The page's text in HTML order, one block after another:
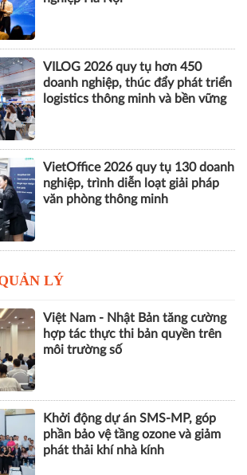
hành thực tế
AI và thương mại điện tử mở động
lực tăng trưởng mới cho doanh
nghiệp Hà Nội
VILOG 2026 quy tụ hơn 450
doanh nghiệp, thúc đẩy phát triển
logistics thông minh và bền vững
VietOffice 2026 quy tụ 130 doanh
LÝ
Việt Nam - Nhật Bản tăng cường
hợp tác thực thi bản quyền trên
môi trường số